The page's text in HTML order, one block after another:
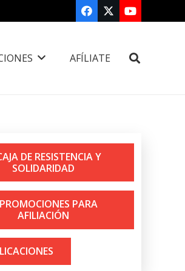
AFÍLIATE
DE RESISTENCIA Y
SOLIDARIDAD
PROMOCIONES PARA
AFILIACIÓN